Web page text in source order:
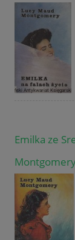
Emilka ze